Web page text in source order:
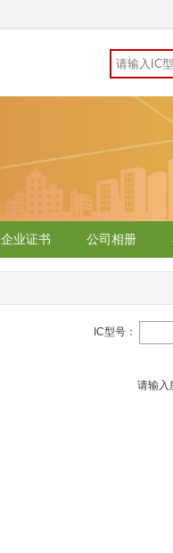
企业证书 公司相册
IC型号：
请输入